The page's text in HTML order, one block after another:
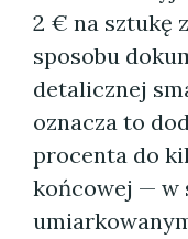
2 € na sztukę
sposobu
detalicznej
oznacza to
procenta do
końcowej — w